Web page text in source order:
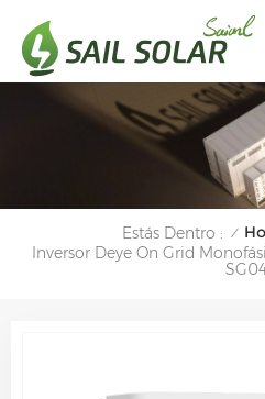
Estás Dentro : /
Inversor Deye On Grid